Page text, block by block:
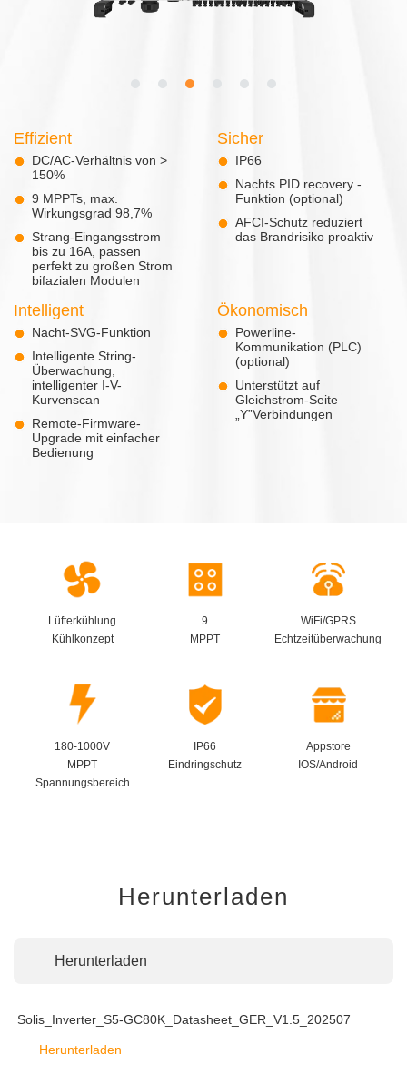
Effizient
DC/AC-Verhältnis von >
150%
9 MPPTs, max.
Wirkungsgrad 98,7%
Strang-Eingangsstrom
bis zu 16A, passen
perfekt zu großen Strom
bifazialen Modulen
Sicher
IP66
Nachts PID recovery -
Funktion (optional)
AFCI-Schutz reduziert
das Brandrisiko proaktiv
Intelligent
Nacht-SVG-Funktion
Intelligente String-
Überwachung,
intelligenter I-V-
Kurvenscan
Remote-Firmware-
Upgrade mit einfacher
Bedienung
Ökonomisch
Powerline-
Kommunikation (PLC)
(optional)
Unterstützt auf
Gleichstrom-Seite
„Y”Verbindungen
Lüfterkühlung
Kühlkonzept
9
MPPT
WiFi/GPRS
Echtzeitüberwachung
180-1000V
MPPT
Spannungsbereich
IP66
Eindringschutz
Appstore
IOS/Android
Herunterladen
Herunterladen
Solis_Inverter_S5-GC80K_Datasheet_GER_V1.5_202507
Herunterladen